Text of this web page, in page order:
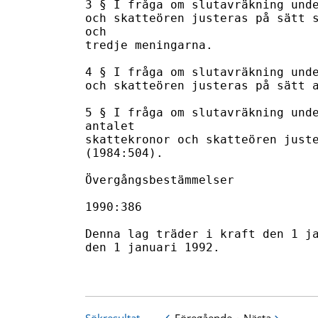
3 § I fråga om slutavräkning
och skatteören justeras på sätt
och
tredje meningarna.
4 § I fråga om slutavräkning
och skatteören justeras på sätt
5 § I fråga om slutavräkning
antalet
skattekronor och skatteören
(1984:504).
Övergångsbestämmelser
1990:386
Denna lag träder i kraft den 1
den 1 januari 1992.